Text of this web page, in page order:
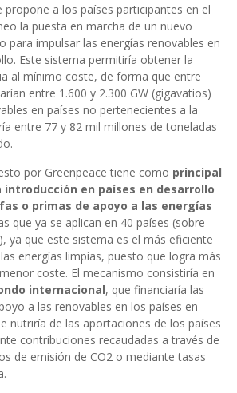
propone a los países participantes en el
la puesta en marcha de un nuevo
para impulsar las energías renovables en
Este sistema permitiría obtener la
al mínimo coste, de forma que entre
entre 1.600 y 2.300 GW (gigavatios)
en países no pertenecientes a la
entre 77 y 82 mil millones de toneladas
por Greenpeace tiene como principal
en países en desarrollo
o primas de apoyo a las energías
que ya se aplican en 40 países (sobre
ya que este sistema es el más eficiente
energías limpias, puesto que logra más
coste. El mecanismo consistiría en
internacional, que financiaría las
a las renovables en los países en
nutriría de las aportaciones de los países
contribuciones recaudadas a través de
de emisión de CO2 o mediante tasas